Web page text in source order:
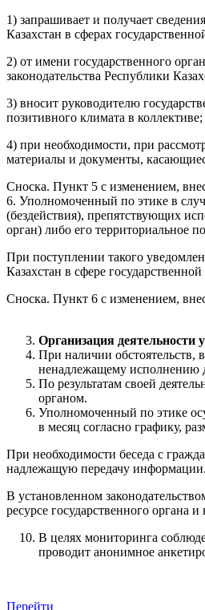
1) запрашивает и получает
Казахстан в сферах
2) от имени государственного
законодательства Республики
3) вносит руководителю
позитивного климата в коллективе;
4) при необходимости, при
материалы и документы,
Сноска. Пункт 5 с изменением,
6. Уполномоченный по этике в
(бездействия), препятствующих
орган) либо его территориальное
При поступлении такого
Казахстан в сфере
Сноска. Пункт 6 с изменением,
Организация деятельности
При наличии обстоятельств,
ненадлежащему исполнению
По результатам своей
органом.
Уполномоченный по этике
в месяц согласно графику,
При необходимости беседа с
надлежащую передачу информации.
В установленном
ресурсе государственного органа
В целях мониторинга
проводит анонимное
Перейти